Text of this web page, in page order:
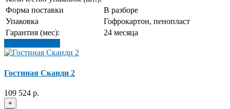
Форма поставки
В разборе
Упаковка
Гофрокартон, пенопласт
Гарантия (мес):
24 месяца
Гостиная Сканди 2
109 524 р.
+